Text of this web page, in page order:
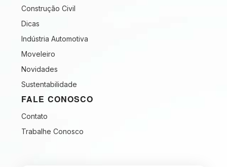
Construção Civil
Dicas
Indústria Automotiva
Moveleiro
Novidades
Sustentabilidade
FALE CONOSCO
Contato
Trabalhe Conosco